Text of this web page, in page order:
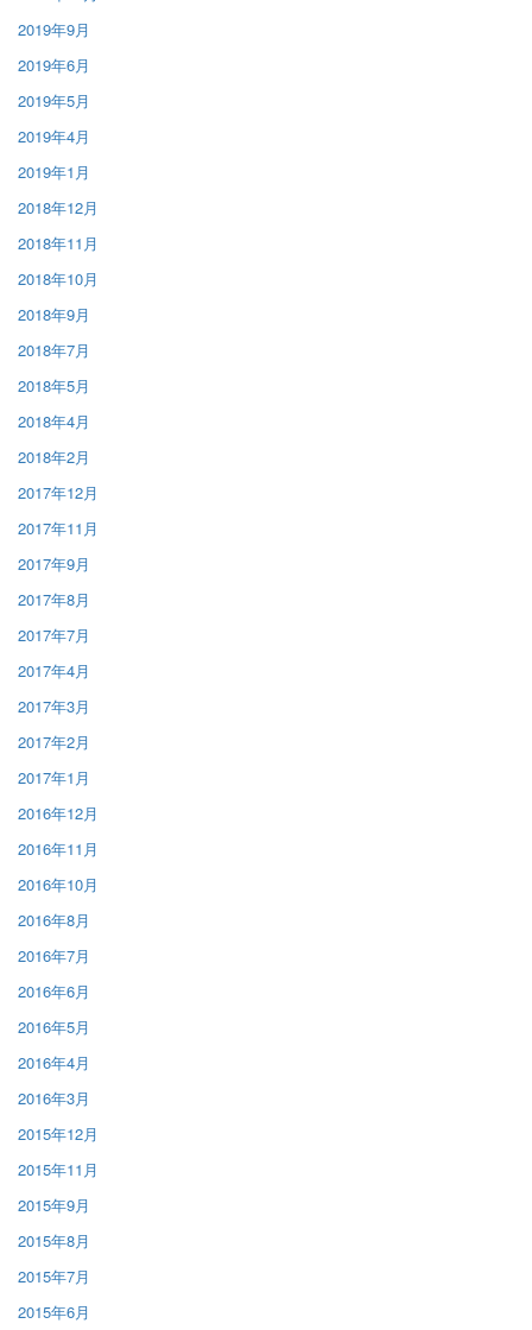
2019年9月
2019年6月
2019年5月
2019年4月
2019年1月
2018年12月
2018年11月
2018年10月
2018年9月
2018年7月
2018年5月
2018年4月
2018年2月
2017年12月
2017年11月
2017年9月
2017年8月
2017年7月
2017年4月
2017年3月
2017年2月
2017年1月
2016年12月
2016年11月
2016年10月
2016年8月
2016年7月
2016年6月
2016年5月
2016年4月
2016年3月
2015年12月
2015年11月
2015年9月
2015年8月
2015年7月
2015年6月